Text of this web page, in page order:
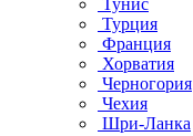
Тунис
Турция
Франция
Хорватия
Черногория
Чехия
Шри-Ланка